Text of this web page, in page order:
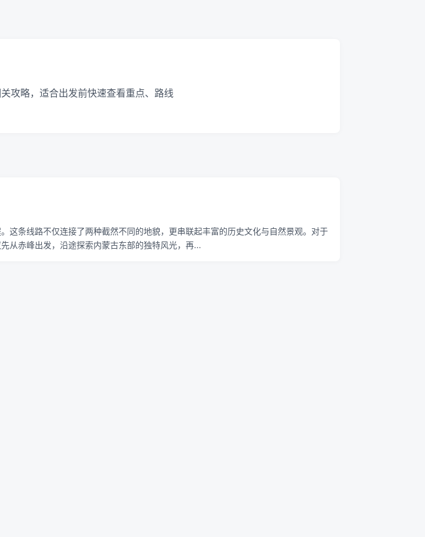
攻略，适合出发前快速查看重点、路线
这条线路不仅连接了两种截然不同的地貌，更串联起丰富的历史文化与自然景观。对于
从赤峰出发，沿途探索内蒙古东部的独特风光，再...